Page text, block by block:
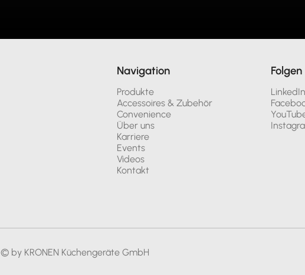
© by KRONEN Küchengeräte GmbH
Navigation
Produkte
Accessoires & Zubehör
Convenience
Über uns
Karriere
Events
Videos
Kontakt